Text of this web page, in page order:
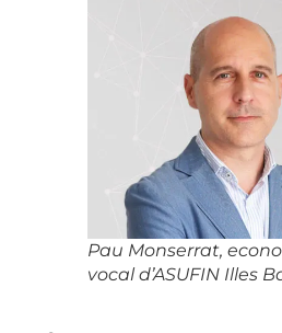
Pau Monserrat,
vocal d’ASUFIN Illes